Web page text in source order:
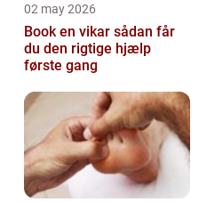
02 may 2026
Book en vikar sådan får
du den rigtige hjælp
første gang